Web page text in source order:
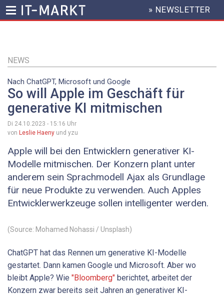
Inhalt
HEADER
MENU
» NEWSLETTER
NEWS
Nach ChatGPT, Microsoft und Google
So will Apple im Geschäft für
generative KI mitmischen
Di 24.10.2023 - 15:16 Uhr
von Leslie Haeny und yzu
Apple will bei den Entwicklern generativer KI-
Modelle mitmischen. Der Konzern plant unter
anderem sein Sprachmodell Ajax als Grundlage
für neue Produkte zu verwenden. Auch Apples
Entwicklerwerkzeuge sollen intelligenter werden.
(Source: Mohamed Nohassi / Unsplash)
ChatGPT hat das Rennen um generative KI-Modelle
gestartet. Dann kamen Google und Microsoft. Aber wo
bleibt Apple? Wie "Bloomberg" berichtet, arbeitet der
Konzern zwar bereits seit Jahren an generativer KI-